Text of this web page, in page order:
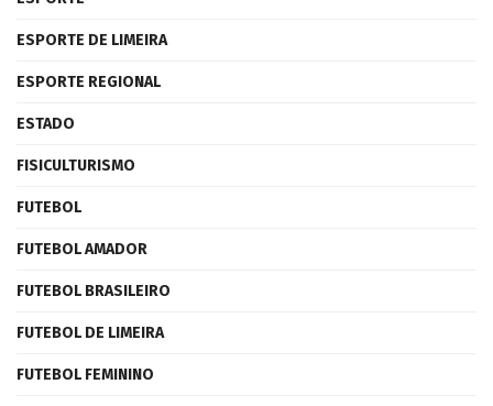
ESPORTE DE LIMEIRA
ESPORTE REGIONAL
ESTADO
FISICULTURISMO
FUTEBOL
FUTEBOL AMADOR
FUTEBOL BRASILEIRO
FUTEBOL DE LIMEIRA
FUTEBOL FEMININO